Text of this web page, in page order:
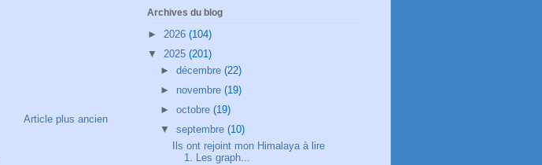
Article plus ancien
Archives du blog
► 2026 (104)
▼ 2025 (201)
► décembre (22)
► novembre (19)
► octobre (19)
▼ septembre (10)
Ils ont rejoint mon Himalaya à lire
1. Les graph...